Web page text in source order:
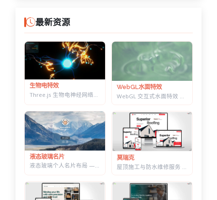
最新资源
生物电特效
WebGL水面特效
液态玻璃名片
液态玻璃个人名片布局 — 可拖动缩放，CSS+SVG 实现真实折射感
莫瑞克